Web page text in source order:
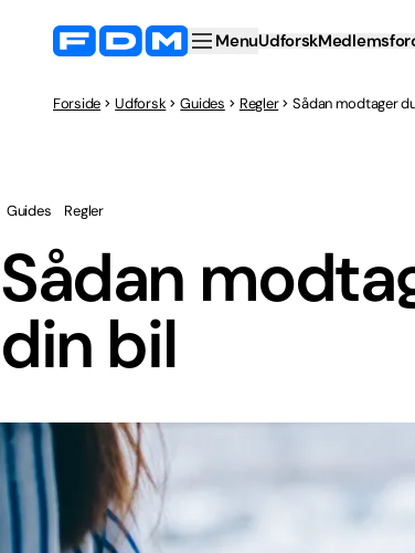
MenuUdforsk
Forside Udforsk Guides Regler Sådan modtager
Sådan
din bil
Guides Regler